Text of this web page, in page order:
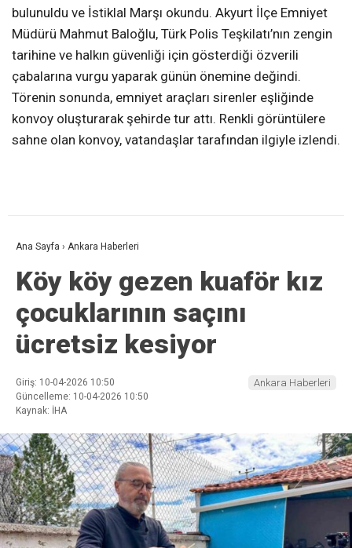
bulunuldu ve İstiklal Marşı okundu. Akyurt İlçe Emniyet
Müdürü Mahmut Baloğlu, Türk Polis Teşkilatı’nın zengin
tarihine ve halkın güvenliği için gösterdiği özverili
çabalarına vurgu yaparak günün önemine değindi.
Törenin sonunda, emniyet araçları sirenler eşliğinde
konvoy oluşturarak şehirde tur attı. Renkli görüntülere
sahne olan konvoy, vatandaşlar tarafından ilgiyle izlendi.
Ana Sayfa › Ankara Haberleri
Köy köy gezen kuaför kız
çocuklarının saçını
ücretsiz kesiyor
Giriş: 10-04-2026 10:50
Güncelleme: 10-04-2026 10:50
Kaynak: İHA
Ankara Haberleri